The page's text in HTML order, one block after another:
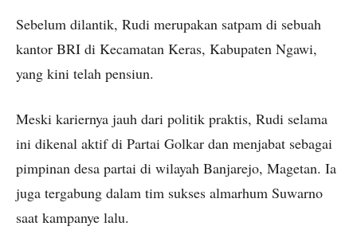
Sebelum dilantik, Rudi merupakan satpam di sebuah
kantor BRI di Kecamatan Keras, Kabupaten Ngawi,
yang kini telah pensiun.
Meski kariernya jauh dari politik praktis, Rudi selama
ini dikenal aktif di Partai Golkar dan menjabat sebagai
pimpinan desa partai di wilayah Banjarejo, Magetan. Ia
juga tergabung dalam tim sukses almarhum Suwarno
saat kampanye lalu.